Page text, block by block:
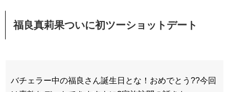
福良真莉果ついに初ツーショットデート
バチェラー中の福良さん誕生日とな！おめでとう??今回